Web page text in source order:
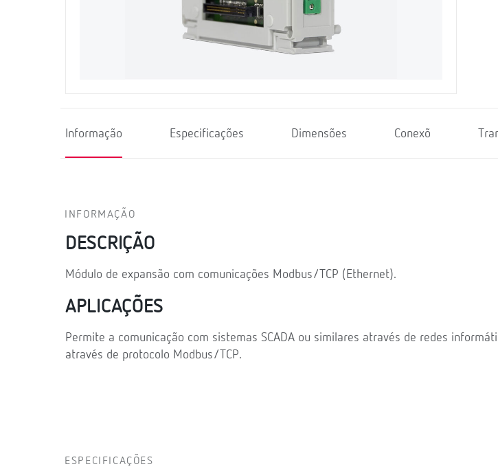
Informação Especificações Dimensões Conexõ
INFORMAÇÃO
DESCRIÇÃO
Módulo de expansão com comunicações Modbus/TCP (Ethernet).
APLICAÇÕES
Permite a comunicação com sistemas SCADA ou similares através de redes
através de protocolo Modbus/TCP.
ESPECIFICAÇÕES